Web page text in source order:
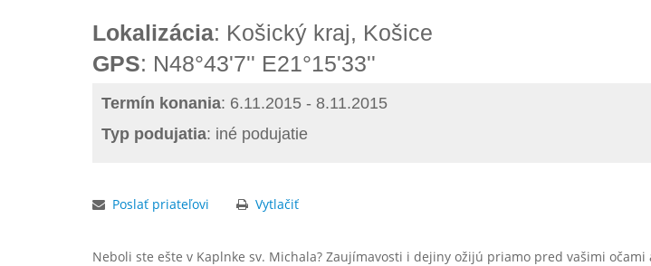
Lokalizácia: Košický kraj, Košice
GPS: N48°43'7'' E21°15'33''
Termín konania: 6.11.2015 - 8.11.2015
Typ podujatia: iné podujatie
Poslať priateľovi Vytlačiť
Neboli ste ešte v Kaplnke sv. Michala? Zaujímavosti i dejiny ožijú priamo pred vašimi